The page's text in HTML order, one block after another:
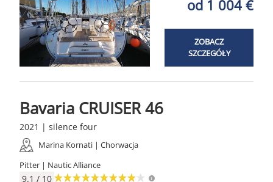
od 1 004 €
ZOBACZ
SZCZEGÓŁY
Bavaria CRUISER 46
2021 | silence four
Marina Kornati | Chorwacja
Pitter | Nautic Alliance
9.1 / 10